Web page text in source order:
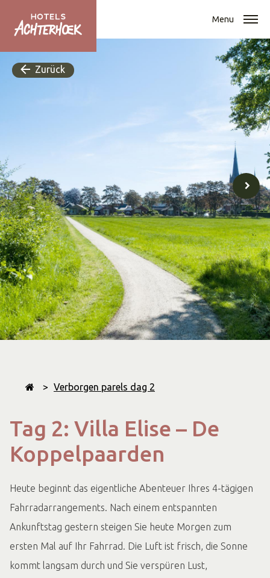
Menu
Zurück
> Verborgen parels dag 2
Tag 2: Villa Elise – De
Koppelpaarden
Heute beginnt das eigentliche Abenteuer Ihres 4-tägigen
Fahrradarrangements. Nach einem entspannten
Ankunftstag gestern steigen Sie heute Morgen zum
ersten Mal auf Ihr Fahrrad. Die Luft ist frisch, die Sonne
kommt langsam durch und Sie verspüren Lust,